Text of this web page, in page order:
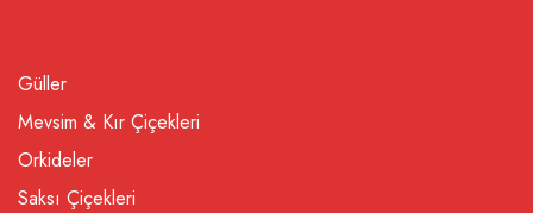
Güller
Mevsim & Kır Çiçekleri
Orkideler
Saksı Çiçekleri